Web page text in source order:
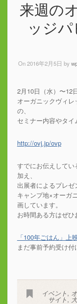
来週の
ッジ
On 2016年2月5日 by
2月10日（水）〜12
オーガニックヴィ
の、
セミナー内容やタイ
http://ovj.jp/ovp
すでにお伝えしてい
加え、
出展者によるプレ
キャンプ地×オーガ
画しています。
お時間ある方はぜひ
「100年ごはん」上
まだ事前予約受け付
イベント,
サイト,